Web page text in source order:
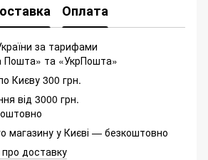
Оплата
за тарифами
Пошта» та «УкрПошта»
Києву 300 грн.
від 3000 грн.
магазину у Києві — безкоштовно
про доставку